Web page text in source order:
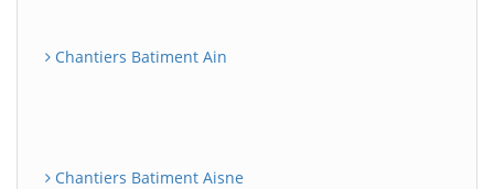
Chantiers Batiment Ain
Chantiers Batiment Aisne